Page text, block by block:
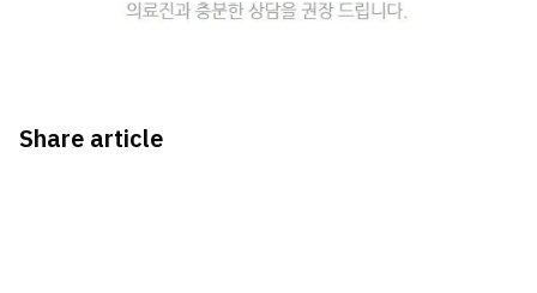
Share article